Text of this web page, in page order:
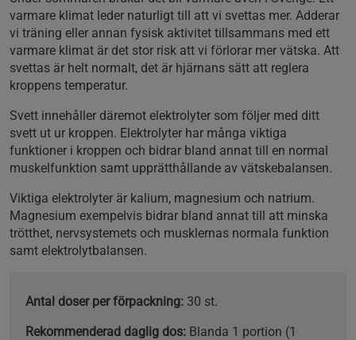
varmare klimat leder naturligt till att vi svettas mer. Adderar
vi träning eller annan fysisk aktivitet tillsammans med ett
varmare klimat är det stor risk att vi förlorar mer vätska. Att
svettas är helt normalt, det är hjärnans sätt att reglera
kroppens temperatur.
Svett innehåller däremot elektrolyter som följer med ditt
svett ut ur kroppen. Elektrolyter har många viktiga
funktioner i kroppen och bidrar bland annat till en normal
muskelfunktion samt upprätthållande av vätskebalansen.
Viktiga elektrolyter är kalium, magnesium och natrium.
Magnesium exempelvis bidrar bland annat till att minska
trötthet, nervsystemets och musklernas normala funktion
samt elektrolytbalansen.
Antal doser per förpackning: 30 st.
Rekommenderad daglig dos: Blanda 1 portion (1